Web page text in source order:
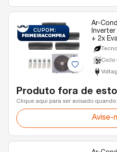
Ar-
Inverter
+ 2x
Ciclo
Produto fora de
Clique aqui para ser avisado
Avise-